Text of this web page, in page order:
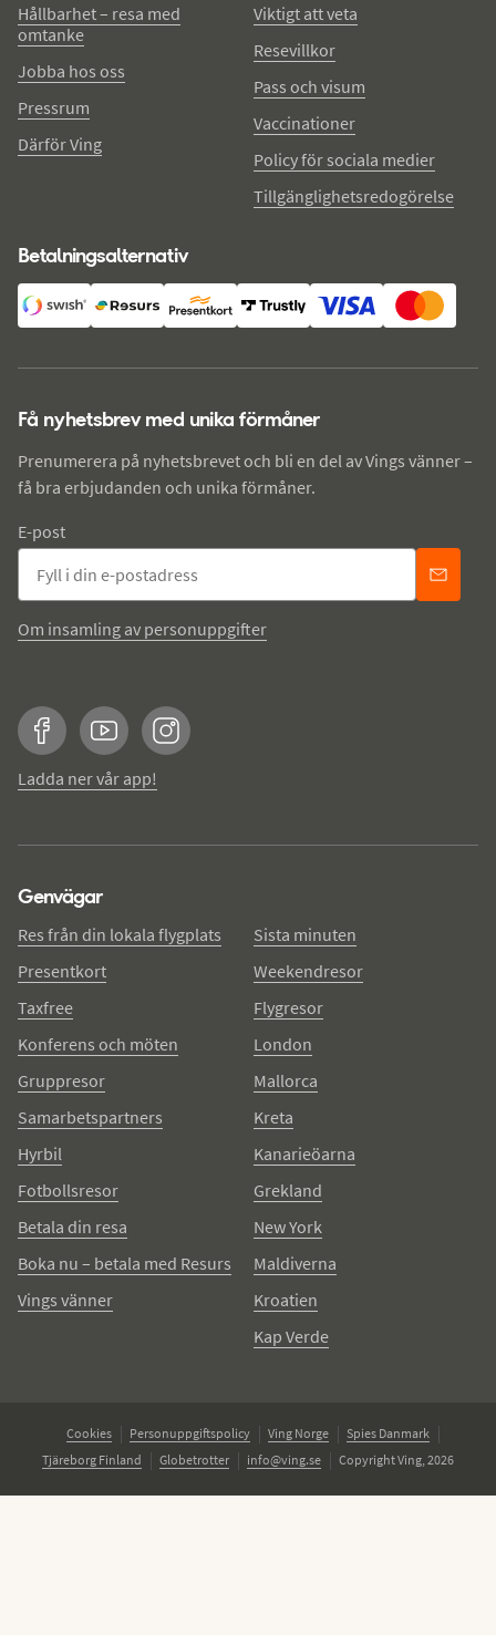
Hållbarhet – resa med
omtanke
Jobba hos oss
Pressrum
Därför Ving
Viktigt att veta
Resevillkor
Pass och visum
Vaccinationer
Policy för sociala medier
Tillgänglighetsredogörelse
Betalningsalternativ
Få nyhetsbrev med unika förmåner
Prenumerera på nyhetsbrevet och bli en del av Vings vänner –
få bra erbjudanden och unika förmåner.
E-post
Om insamling av personuppgifter
FacebookYouTubeInstagram
Ladda ner vår app!
Genvägar
Res från din lokala flygplats
Presentkort
Taxfree
Konferens och möten
Gruppresor
Samarbetspartners
Hyrbil
Fotbollsresor
Betala din resa
Boka nu – betala med Resurs
Vings vänner
Sista minuten
Weekendresor
Flygresor
London
Mallorca
Kreta
Kanarieöarna
Grekland
New York
Maldiverna
Kroatien
Kap Verde
Cookies Personuppgiftspolicy Ving Norge
Spies Danmark
Tjäreborg Finland
Globetrotter info@ving.se Copyright Ving, 2026